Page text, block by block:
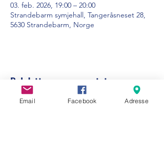
03. feb. 2026, 19:00 – 20:00
Strandebarm symjehall, Tangeråsneset 28,
5630 Strandebarm, Norge
Del dette arrangementet
Email Facebook Adresse